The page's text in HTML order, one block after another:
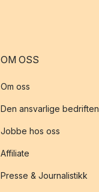
OM OSS
Om oss
Den ansvarlige bedriften
Jobbe hos oss
Affiliate
Presse & Journalistikk